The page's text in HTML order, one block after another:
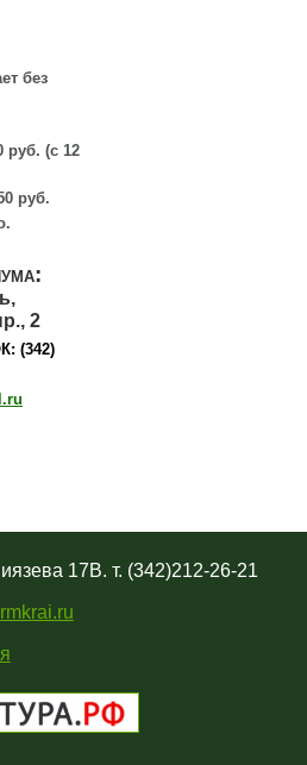
без
руб. (с 12
руб.
:
2
(342)
.ru
17В. т. (342)212-26-21